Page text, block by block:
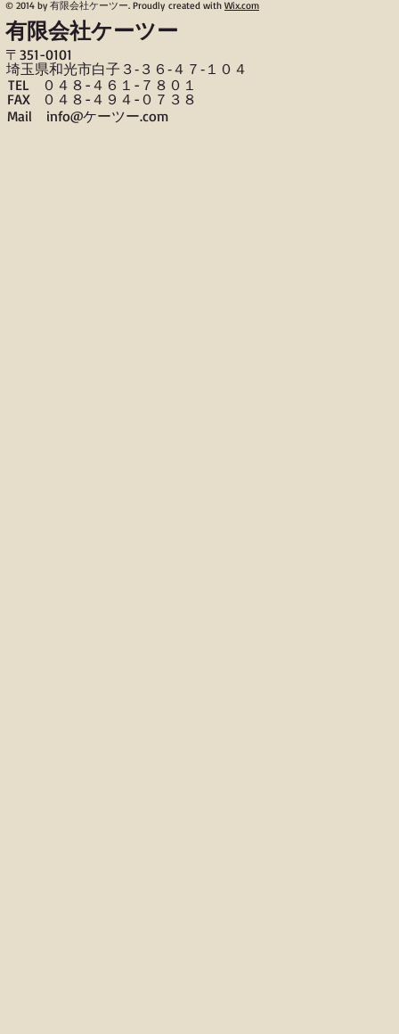
© 2014 by 有限会社ケーツー. Proudly created with Wix.com
有限会社ケーツー
〒​351-0101
​埼玉県和光市白子３‐３６‐４７‐１０４
TEL ０４８-４６１-７８０１
FAX ０４８-４９４-０７３８
​Mail info@ケーツー.com